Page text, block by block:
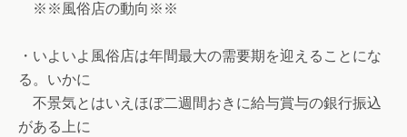
※※風俗店の動向※※
・いよいよ風俗店は年間最大の需要期を迎えることにな
る。いかに
不景気とはいえほぼ二週間おきに給与賞与の銀行振込
がある上に